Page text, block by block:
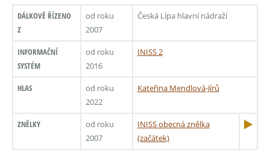
DÁLKOVĚ ŘÍZENO
Z
od roku
2007
Česká Lípa hlavní nádraží
INFORMAČNÍ
SYSTÉM
od roku
2016
INISS 2
HLAS
od roku
2022
Kateřina Mendlová-Jírů
ZNĚLKY
od roku
2007
INISS obecná znělka
(začátek)